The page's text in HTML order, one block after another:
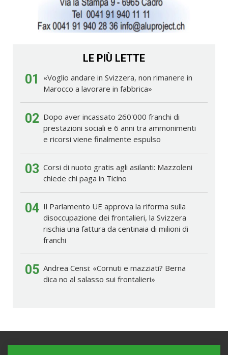
LE PIÙ LETTE
01
«Voglio andare in Svizzera, non rimanere in
Marocco a lavorare in fabbrica»
02 Dopo aver incassato 260'000 franchi di
prestazioni sociali e 6 anni tra ammonimenti
e ricorsi viene finalmente espulso
03 Corsi di nuoto gratis agli asilanti: Mazzoleni
chiede chi paga in Ticino
04 Il Parlamento UE approva la riforma sulla
disoccupazione dei frontalieri, la Svizzera
rischia una fattura da centinaia di milioni di
franchi
05 Andrea Censi: «Cornuti e mazziati? Berna
dica no al salasso sui frontalieri»